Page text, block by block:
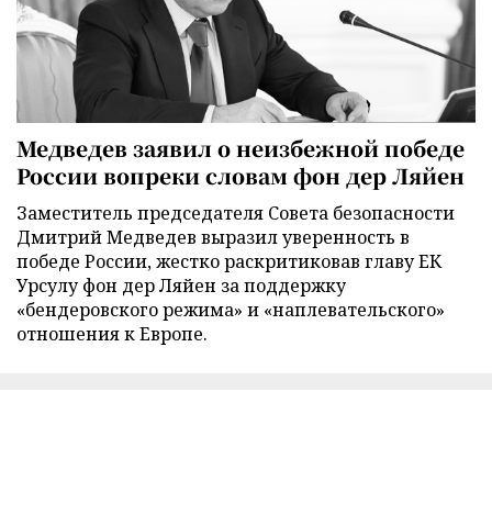
Медведев заявил о неизбежной победе
России вопреки словам фон дер Ляйен
Заместитель председателя Совета безопасности
Дмитрий Медведев выразил уверенность в
победе России, жестко раскритиковав главу ЕК
Урсулу фон дер Ляйен за поддержку
«бендеровского режима» и «наплевательского»
отношения к Европе.